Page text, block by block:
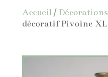
Accueil/ Décorations
décoratif Pivoine XL